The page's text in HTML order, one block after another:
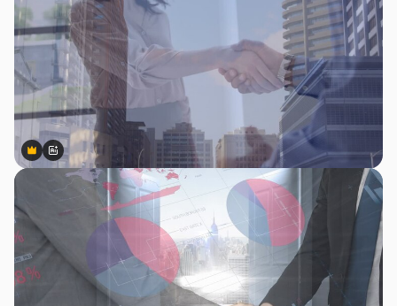
Premium
Premium
สร้างขึ้นโดย AI